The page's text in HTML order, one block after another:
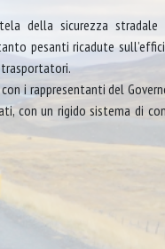
della sicurezza stradale
pesanti ricadute
i rappresentanti del
con un rigido sistema di